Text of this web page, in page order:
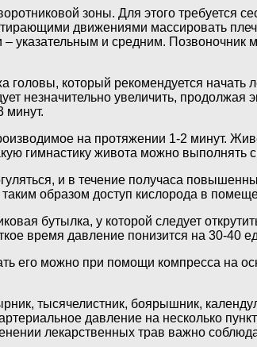
зоны. Для этого требуется
движениями массировать
указательным и средним. Позвоночник
который рекомендуется
незначительно увеличить,
минут.
на протяжении 1-2 минут.
гимнастику живота можно выполнять
и в течение получаса
образом доступ кислорода в
бутылка, у которой следует
время давление понизится на 30-40
его можно при помощи компресса на
тысячелистник, боярышник,
давление на несколько
лекарственных трав важно